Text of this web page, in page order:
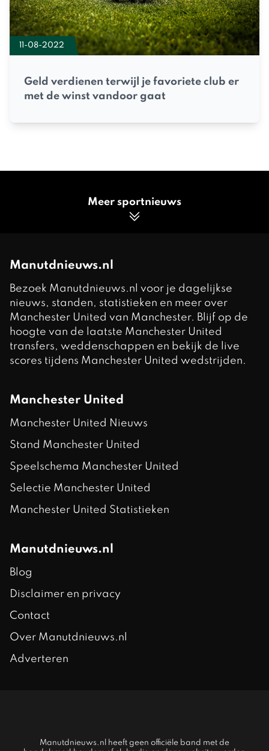
11-08-2022
Geld verdienen terwijl je favoriete club er
met de winst vandoor gaat
Meer sportnieuws
Manutdnieuws.nl
Bezoek Manutdnieuws.nl voor je dagelijkse
nieuws, standen, statistieken en meer over
Manchester United van Manchester. Blijf op de
hoogte van de laatste Manchester United
transfers, weddenschappen en bekijk de live
scores tijdens Manchester United wedstrijden.
Manchester United
Manchester United Nieuws
Stand Manchester United
Speelschema Manchester United
Selectie Manchester United
Manchester United Statistieken
Manutdnieuws.nl
Blog
Disclaimer en privacy
Contact
Over Manutdnieuws.nl
Adverteren
Manutdnieuws.nl heeft geen officiële band met de